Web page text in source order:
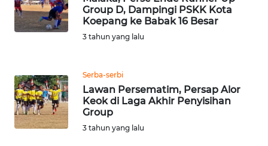
Group D, Dampingi PSKK Kota
Koepang ke Babak 16 Besar
3 tahun yang lalu
Serba-serbi
Lawan Persematim, Persap Alor
Keok di Laga Akhir Penyisihan
Group
3 tahun yang lalu
KAMI
REDAKSI
KARIR